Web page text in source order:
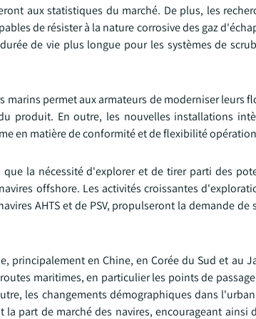
aux statistiques du marché. De plus, les
de résister à la nature corrosive des gaz
de vie plus longue pour les systèmes de
permet aux armateurs de moderniser leurs
produit. En outre, les nouvelles installations
en matière de conformité et de flexibilité
la nécessité d'explorer et de tirer parti des
offshore. Les activités croissantes
AHTS et de PSV, propulseront la demande de
principalement en Chine, en Corée du Sud et au
maritimes, en particulier les points de
les changements démographiques dans
part de marché des navires, encourageant ainsi